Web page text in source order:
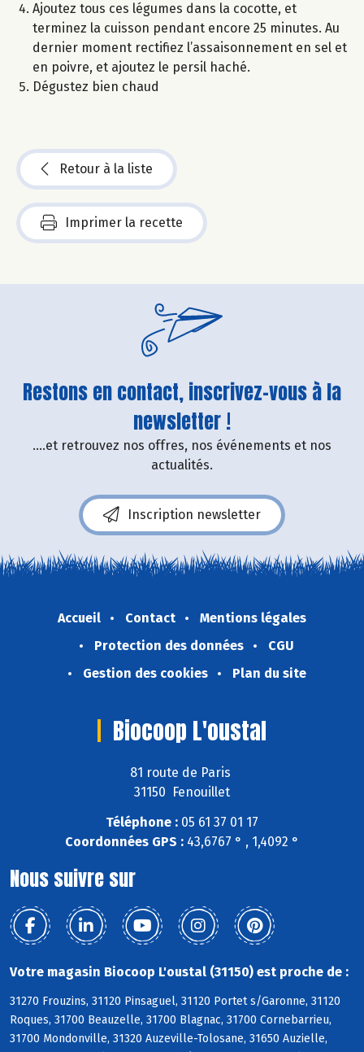
Ajoutez tous ces légumes dans la cocotte, et
terminez la cuisson pendant encore 25 minutes. Au
dernier moment rectifiez l’assaisonnement en sel et
en poivre, et ajoutez le persil haché.
Dégustez bien chaud
Retour à la liste
Imprimer la recette
Restons en contact, inscrivez-vous à la
newsletter !
....et retrouvez nos offres, nos événements et nos
actualités.
Inscription newsletter
Accueil Contact
Mentions légales
Protection des données
CGU
Gestion des cookies
Plan du site
Biocoop L'oustal
81 route de Paris
31150 Fenouillet
Téléphone : 05 61 37 01 17
Coordonnées GPS : 43,6767 ° , 1,4092 °
Nous suivre sur
Votre magasin Biocoop L'oustal (31150) est proche de :
31270 Frouzins, 31120 Pinsaguel, 31120 Portet s/Garonne, 31120
Roques, 31700 Beauzelle, 31700 Blagnac, 31700 Cornebarrieu,
31700 Mondonville, 31320 Auzeville-Tolosane, 31650 Auzielle,